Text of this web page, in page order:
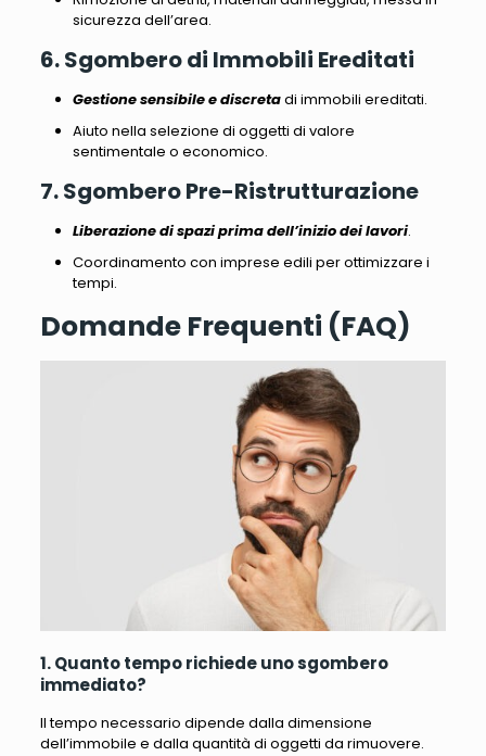
sicurezza dell’area.
6. Sgombero di Immobili Ereditati
Gestione sensibile e discretadi immobili ereditati.
Aiuto nella selezione di oggetti di valore
sentimentale o economico.
7. Sgombero Pre-Ristrutturazione
Liberazione di spazi prima dell’inizio dei lavori.
Coordinamento con imprese edili per ottimizzare i
tempi.
Domande Frequenti (FAQ)
1. Quanto tempo richiede uno sgombero
immediato?
Il tempo necessario dipende dalla dimensione
dell’immobile e dalla quantità di oggetti da rimuovere.